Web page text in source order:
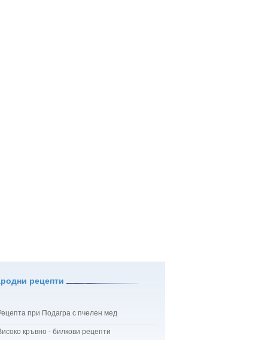
рецепти
при Подагра с пчелен мед
кръвно - билкови рецепти